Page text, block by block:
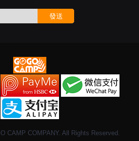
發送
CAMP COMPANY. All Rights Reserved.